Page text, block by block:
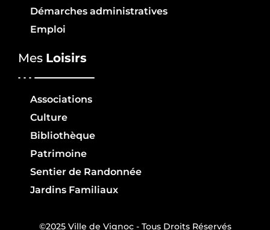
Démarches administratives
Emploi
Mes Loisirs
Associations
Culture
Bibliothèque
Patrimoine
Sentier de Randonnée
Jardins Familiaux
©2025 Ville de Vignoc - Tous Droits Réservés